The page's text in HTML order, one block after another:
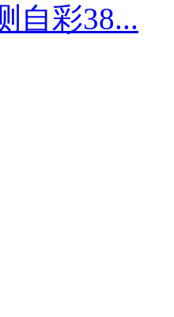
自彩38...